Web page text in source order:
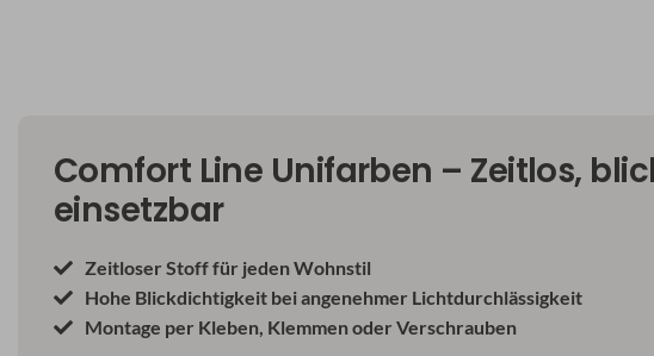
Comfort Line Unifarben – Zeitlos,
einsetzbar
Zeitloser Stoff für jeden Wohnstil
Hohe Blickdichtigkeit bei angenehmer Lichtdurchlässigkeit
Montage per Kleben, Klemmen oder Verschrauben